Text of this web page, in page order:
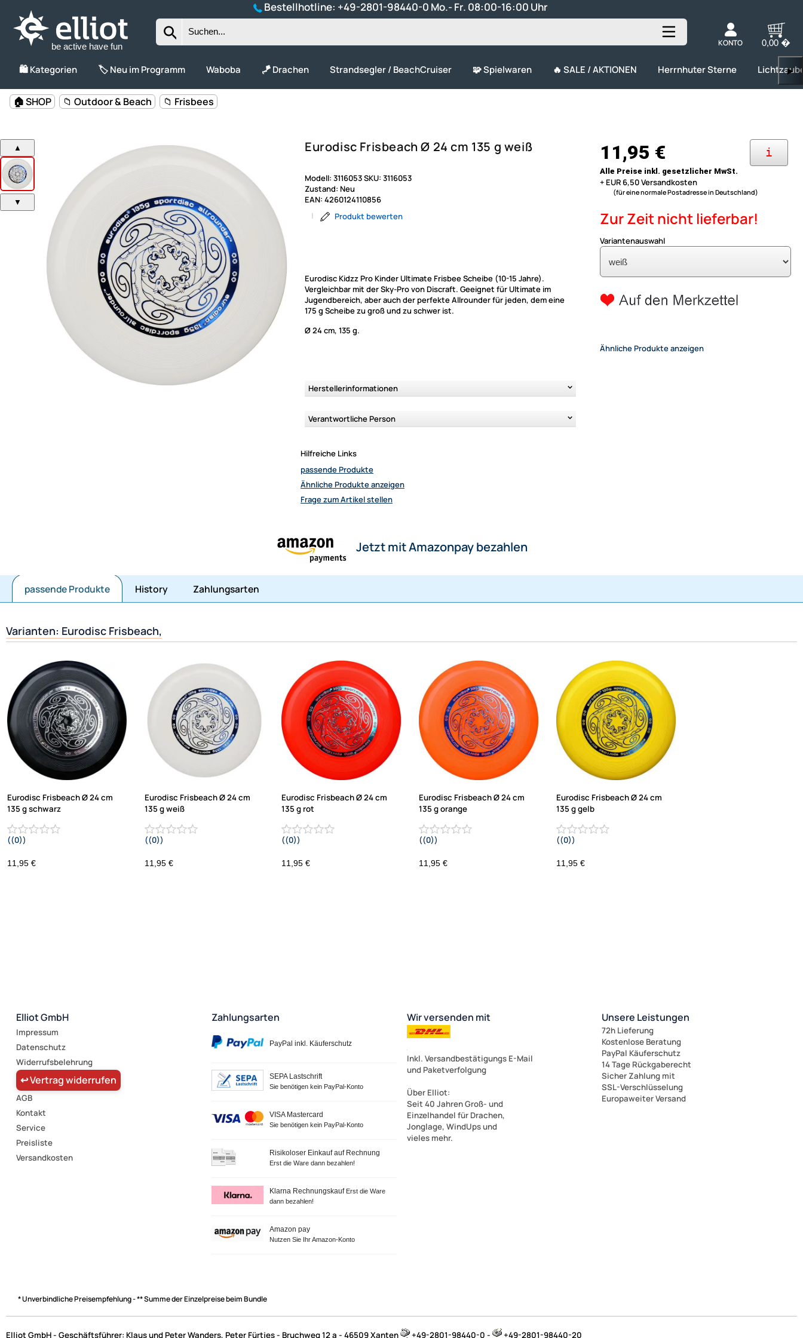
Bestellhotline: +49-2801-98440-0 Mo.- Fr. 08:00-16:00 Uhr
be active have fun KONTO 0,00 �
🛍️ Kategorien 🏷️ Neu im Programm Waboba 🪁 Drachen Strandsegler / BeachCruiser 🧩 Spielwaren 🔥 SALE / AKTIONEN Herrnhuter Sterne ▶
🏠 SHOP 📁 Outdoor & Beach 📁 Frisbees
▲
▼
Eurodisc Frisbeach Ø 24 cm 135 g weiß
Modell: 3116053SKU: 3116053
Zustand: Neu
EAN: 4260124110856
|
Produkt bewerten
Eurodisc Kidzz Pro Kinder Ultimate Frisbee Scheibe (10-15 Jahre).
Vergleichbar mit der Sky-Pro von Discraft. Geeignet für Ultimate im
Jugendbereich, aber auch der perfekte Allrounder für jeden, dem eine
175 g Scheibe zu groß und zu schwer ist.
Ø 24 cm, 135 g.
Herstellerinformationen
Verantwortliche Person
Hilfreiche Links
passende Produkte
Ähnliche Produkte anzeigen
Frage zum Artikel stellen
i
11,95 €
Alle Preise inkl. gesetzlicher MwSt.
+ EUR 6,50 Versandkosten
(für eine normale Postadresse in Deutschland)
Zur Zeit nicht lieferbar!
Variantenauswahl
Ähnliche Produkte anzeigen
Jetzt mit Amazonpay bezahlen
passende Produkte History Zahlungsarten
Varianten: Eurodisc Frisbeach,
Eurodisc Frisbeach Ø 24 cm
135 g schwarz
((0))
11,95 €
Eurodisc Frisbeach Ø 24 cm
135 g weiß
((0))
11,95 €
Eurodisc Frisbeach Ø 24 cm
135 g rot
((0))
11,95 €
Eurodisc Frisbeach Ø 24 cm
135 g orange
((0))
11,95 €
Eurodisc Frisbeach Ø 24 cm
135 g gelb
((0))
11,95 €
Elliot GmbH
Impressum
Datenschutz
Widerrufsbelehrung
↩ Vertrag widerrufen
AGB
Kontakt
Service
Preisliste
Versandkosten
Zahlungsarten
PayPal inkl. Käuferschutz
SEPA Lastschrift
Sie benötigen kein PayPal-Konto
VISA Mastercard
Sie benötigen kein PayPal-Konto
Risikoloser Einkauf auf Rechnung
Erst die Ware dann bezahlen!
Klarna Rechnungskauf Erst die Ware
dann bezahlen!
Amazon pay
Nutzen Sie Ihr Amazon-Konto
Wir versenden mit
Inkl. Versandbestätigungs E-Mail
und Paketverfolgung
Über Elliot:
Seit 40 Jahren Groß- und
Einzelhandel für Drachen,
Jonglage, WindUps und
vieles mehr.
Unsere Leistungen
72h Lieferung
Kostenlose Beratung
PayPal Käuferschutz
14 Tage Rückgaberecht
Sicher Zahlung mit
SSL-Verschlüsselung
Europaweiter Versand
* Unverbindliche Preisempfehlung - ** Summe der Einzelpreise beim Bundle
Elliot GmbH - Geschäftsführer: Klaus und Peter Wanders, Peter Fürtjes - Bruchweg 12 a - 46509 Xanten +49-2801-98440-0 - +49-2801-98440-20